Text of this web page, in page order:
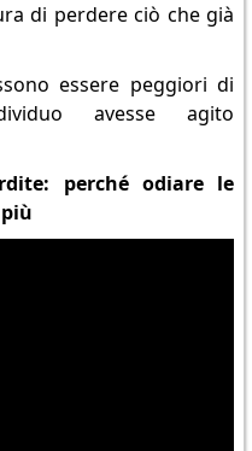
di perdere ciò che già
essere peggiori di
avesse agito
perché odiare le